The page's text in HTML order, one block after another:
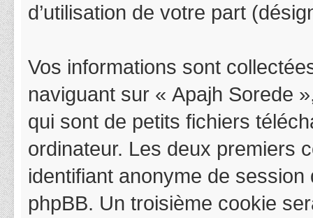
d’utilisation de votre part
Vos informations sont
naviguant sur « Apajh Sorede
qui sont de petits fichiers
ordinateur. Les deux premiers
identifiant anonyme de
phpBB. Un troisième cookie